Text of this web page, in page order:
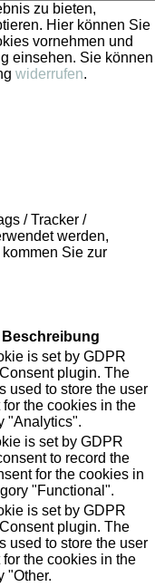
zu bieten,
Hier können Sie
vornehmen und
einsehen. Sie können
widerrufen.
/ Tracker /
werden,
Sie zur
Beschreibung
is set by GDPR
plugin. The
used to store the user
the cookies in the
"Analytics".
is set by GDPR
to record the
for the cookies in
"Functional".
is set by GDPR
plugin. The
used to store the user
the cookies in the
"Other.